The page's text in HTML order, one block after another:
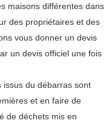
maisons différentes dans
des propriétaires et des
vous donner un devis
un devis officiel une fois
issus du débarras sont
et en faire de
de déchets mis en